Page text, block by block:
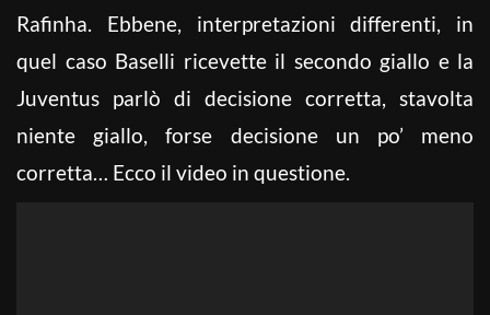
Rafinha. Ebbene, interpretazioni differenti, in
quel caso Baselli ricevette il secondo giallo e la
Juventus parlò di decisione corretta, stavolta
niente giallo, forse decisione un po’ meno
corretta… Ecco il video in questione.